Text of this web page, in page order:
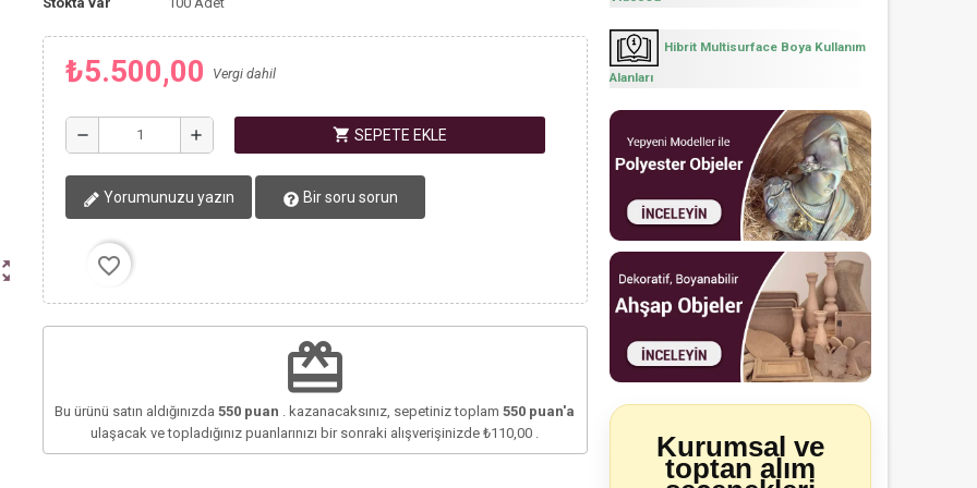
₺5.500,00 Vergi dahil
remove add shopping_cart SEPETE EKLE
Yorumunuzu yazın Bir soru sorun
favorite_border
redeem
Bu ürünü satın aldığınızda550 puan . kazanacaksınız, sepetiniz toplam550 puan'a
ulaşacak ve topladığınız puanlarınızı bir sonraki alışverişinizde₺110,00
Hibrit Multisurface Boya Kullanım
Alanları
Kurumsal ve
toptan alım